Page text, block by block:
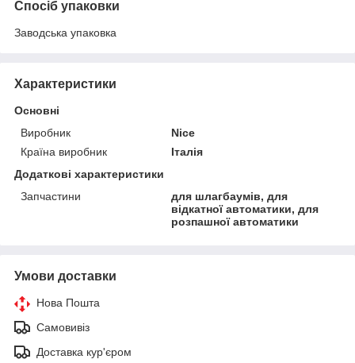
Спосіб упаковки
Заводська упаковка
Характеристики
Основні
Виробник
Nice
Країна виробник
Італія
Додаткові характеристики
Запчастини
для шлагбаумів, для
відкатної автоматики, для
розпашної автоматики
Умови доставки
Нова Пошта
Самовивіз
Доставка кур'єром